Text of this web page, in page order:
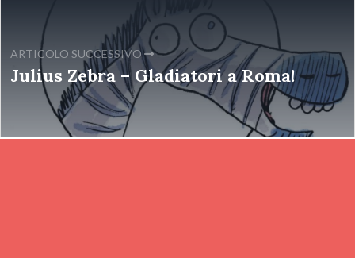
ARTICOLO SUCCESSIVO
Julius Zebra – Gladiatori a Roma!